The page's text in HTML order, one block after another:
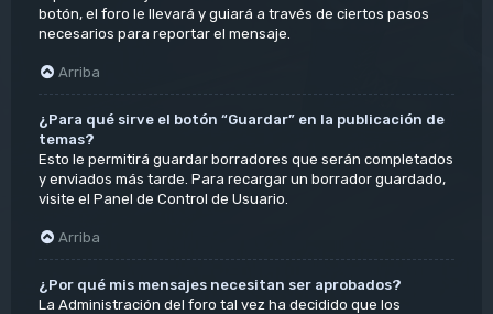
botón, el foro le llevará y guiará a través de ciertos pasos
necesarios para reportar el mensaje.
Arriba
¿Para qué sirve el botón “Guardar” en la publicación de
temas?
Esto le permitirá guardar borradores que serán completados
y enviados más tarde. Para recargar un borrador guardado,
visite el Panel de Control de Usuario.
Arriba
¿Por qué mis mensajes necesitan ser aprobados?
La Administración del foro tal vez ha decidido que los